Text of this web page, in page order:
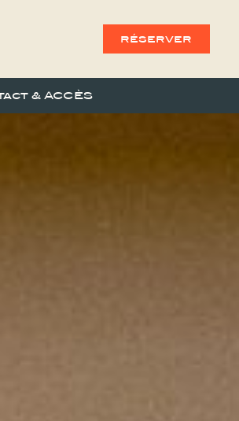
réserver
& ACCÈS